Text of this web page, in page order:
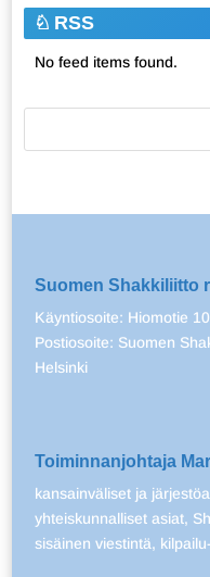
RSS
No feed items found.
Suomen Shakkiliitto
Käyntiosoite: Hiomotie
Postiosoite: Suomen
Helsinki
Toiminnanjohtaja
kansainväliset ja
yhteiskunnalliset asiat,
sisäinen viestintä,